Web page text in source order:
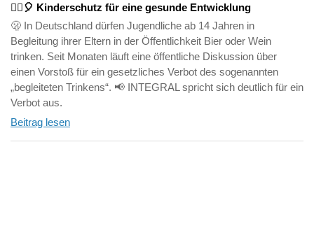
🤸‍♀️🎈 Kinderschutz für eine gesunde Entwicklung
🫢 In Deutschland dürfen Jugendliche ab 14 Jahren in
Begleitung ihrer Eltern in der Öffentlichkeit Bier oder Wein
trinken. Seit Monaten läuft eine öffentliche Diskussion über
einen Vorstoß für ein gesetzliches Verbot des sogenannten
„begleiteten Trinkens“. 📢 INTEGRAL spricht sich deutlich für ein
Verbot aus.
Beitrag lesen